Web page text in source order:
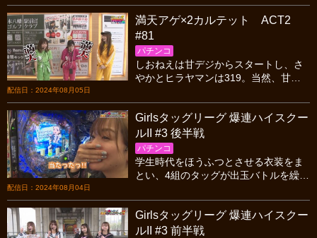
ッキートリガーに突入し、アクセル全
開の大連チャン！！
配信日：2024年08月05日
満天アゲ×2カルテット ACT2
#81
パチンコ
しおねえは甘デジからスタートし、さ
やかとヒラヤマンは319。当然、甘デ
しかし！さやかとヒラヤマンも軽かっ
た！祭りの予感！？
配信日：2024年08月04日
Girlsタッグリーグ 爆連ハイスクー
ルII #3 後半戦
パチンコ
学生時代をほうふつとさせる衣装をま
とい、4組のタッグが出玉バトルを繰り
る3戦目は波乱の展開に…!?
Girlsタッグリーグ 爆連ハイスクー
ルII #3 前半戦